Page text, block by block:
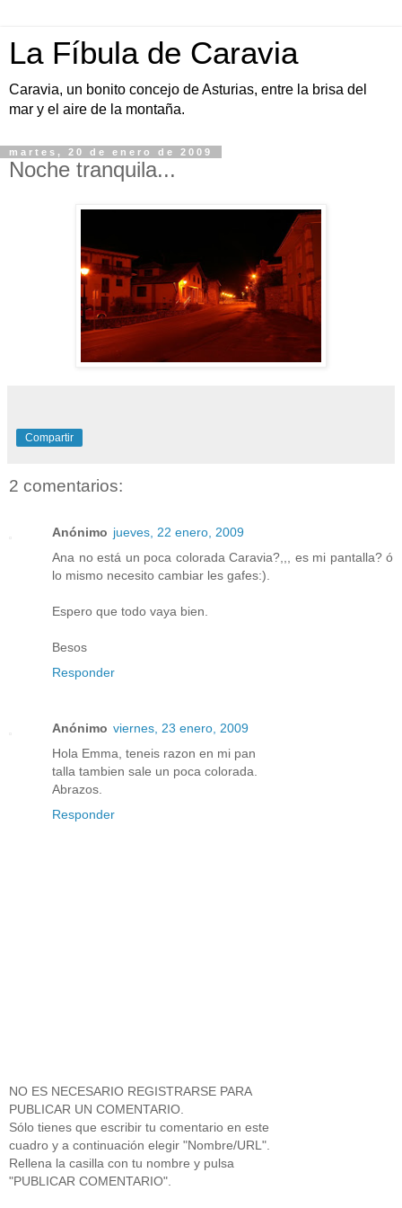
La Fíbula de Caravia
Caravia, un bonito concejo de Asturias, entre la brisa del
mar y el aire de la montaña.
martes, 20 de enero de 2009
Noche tranquila...
Compartir
2 comentarios:
Anónimo jueves, 22 enero, 2009
Ana no está un poca colorada Caravia?,,, es mi pantalla? ó
lo mismo necesito cambiar les gafes:).
Espero que todo vaya bien.
Besos
Responder
Anónimo viernes, 23 enero, 2009
Hola Emma, teneis razon en mi pan
talla tambien sale un poca colorada.
Abrazos.
Responder
NO ES NECESARIO REGISTRARSE PARA
PUBLICAR UN COMENTARIO.
Sólo tienes que escribir tu comentario en este
cuadro y a continuación elegir "Nombre/URL".
Rellena la casilla con tu nombre y pulsa
"PUBLICAR COMENTARIO".